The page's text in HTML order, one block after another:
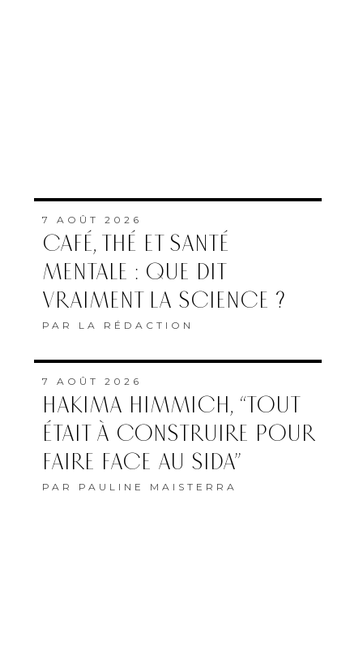
7 AOÛT 2026
CAFÉ, THÉ ET SANTÉ
MENTALE : QUE DIT
VRAIMENT LA SCIENCE ?
PAR LA RÉDACTION
7 AOÛT 2026
HAKIMA HIMMICH, “TOUT
ÉTAIT À CONSTRUIRE POUR
FAIRE FACE AU SIDA”
PAR PAULINE MAISTERRA